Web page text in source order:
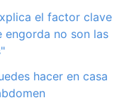
el factor clave
engorda no son las
hacer en casa